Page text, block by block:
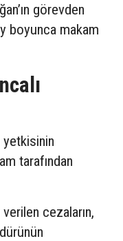
görevden
boyunca makam
tarafından
cezaların,